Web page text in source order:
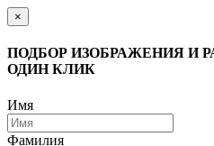
×
ПОДБОР ИЗОБРАЖЕНИЯ И
ОДИН КЛИК
Имя
Фамилия